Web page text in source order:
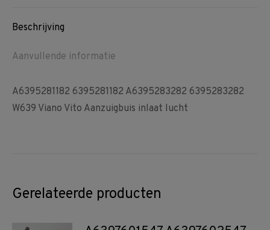
Beschrijving
Aanvullende informatie
A6395281182 6395281182 A6395283282 6395283282
W639 Viano Vito Aanzuigbuis inlaat lucht
Gerelateerde producten